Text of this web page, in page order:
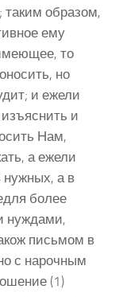
таким образом,
ему
то
но
и ежели
и
Нам,
а ежели
нужных, а в
более
нуждами,
письмом в
с нарочным
(1)